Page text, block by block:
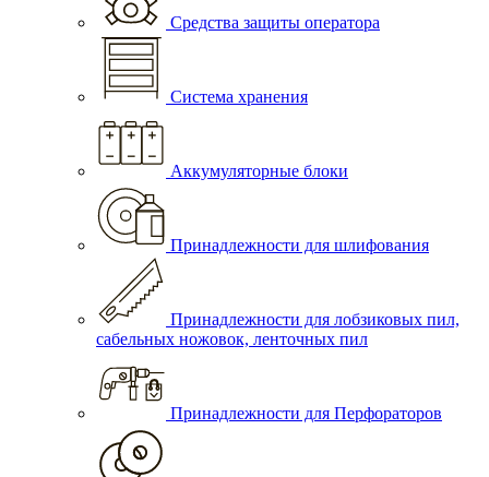
Средства защиты оператора
Система хранения
Аккумуляторные блоки
Принадлежности для шлифования
Принадлежности для лобзиковых пил,
сабельных ножовок, ленточных пил
Принадлежности для Перфораторов